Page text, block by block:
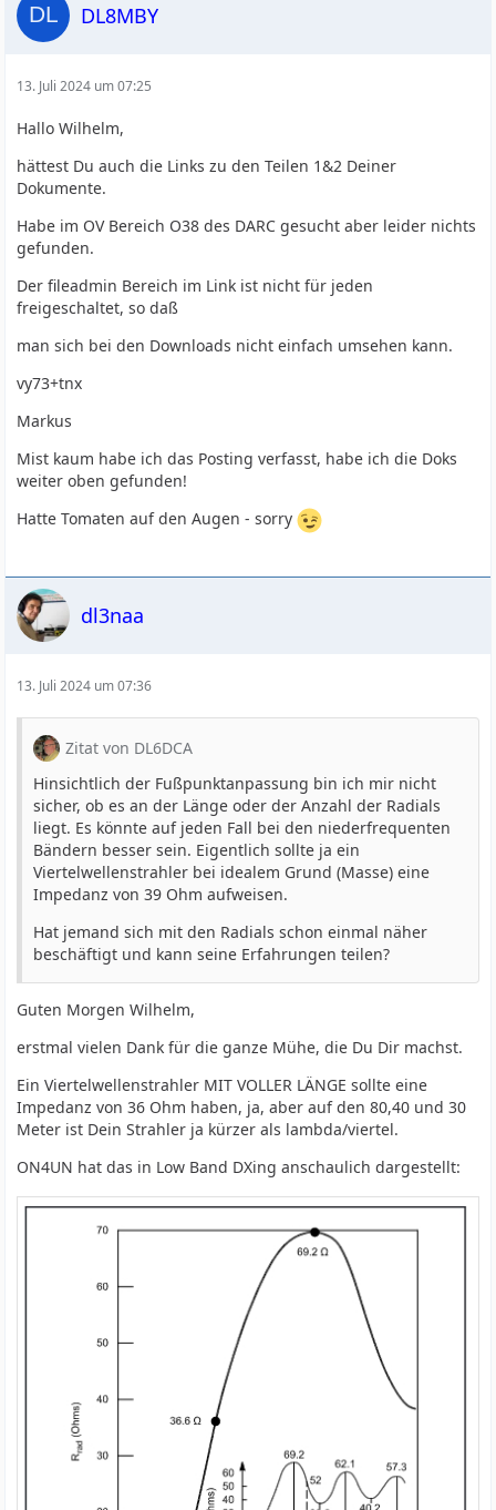
DL8MBY
13. Juli 2024 um 07:25
Hallo Wilhelm,
hättest Du auch die Links zu den Teilen 1&2 Deiner
Dokumente.
Habe im OV Bereich O38 des DARC gesucht aber leider nichts
gefunden.
Der fileadmin Bereich im Link ist nicht für jeden
freigeschaltet, so daß
man sich bei den Downloads nicht einfach umsehen kann.
vy73+tnx
Markus
Mist kaum habe ich das Posting verfasst, habe ich die Doks
weiter oben gefunden!
Hatte Tomaten auf den Augen - sorry
dl3naa
13. Juli 2024 um 07:36
Zitat von DL6DCA
Hinsichtlich der Fußpunktanpassung bin ich mir nicht
sicher, ob es an der Länge oder der Anzahl der Radials
liegt. Es könnte auf jeden Fall bei den niederfrequenten
Bändern besser sein. Eigentlich sollte ja ein
Viertelwellenstrahler bei idealem Grund (Masse) eine
Impedanz von 39 Ohm aufweisen.
Hat jemand sich mit den Radials schon einmal näher
beschäftigt und kann seine Erfahrungen teilen?
Guten Morgen Wilhelm,
erstmal vielen Dank für die ganze Mühe, die Du Dir machst.
Ein Viertelwellenstrahler MIT VOLLER LÄNGE sollte eine
Impedanz von 36 Ohm haben, ja, aber auf den 80,40 und 30
Meter ist Dein Strahler ja kürzer als lambda/viertel.
ON4UN hat das in Low Band DXing anschaulich dargestellt: